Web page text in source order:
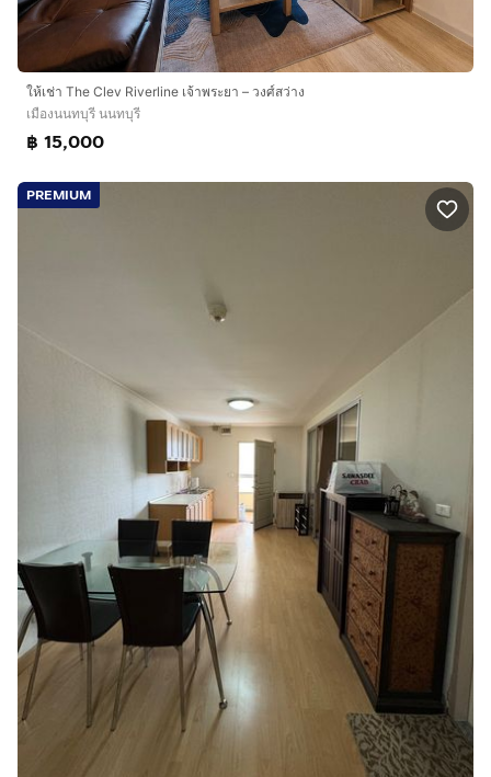
ให้เช่า The Clev Riverline เจ้าพระยา – วงศ์สว่าง
เมืองนนทบุรี นนทบุรี
฿ 15,000
PREMIUM